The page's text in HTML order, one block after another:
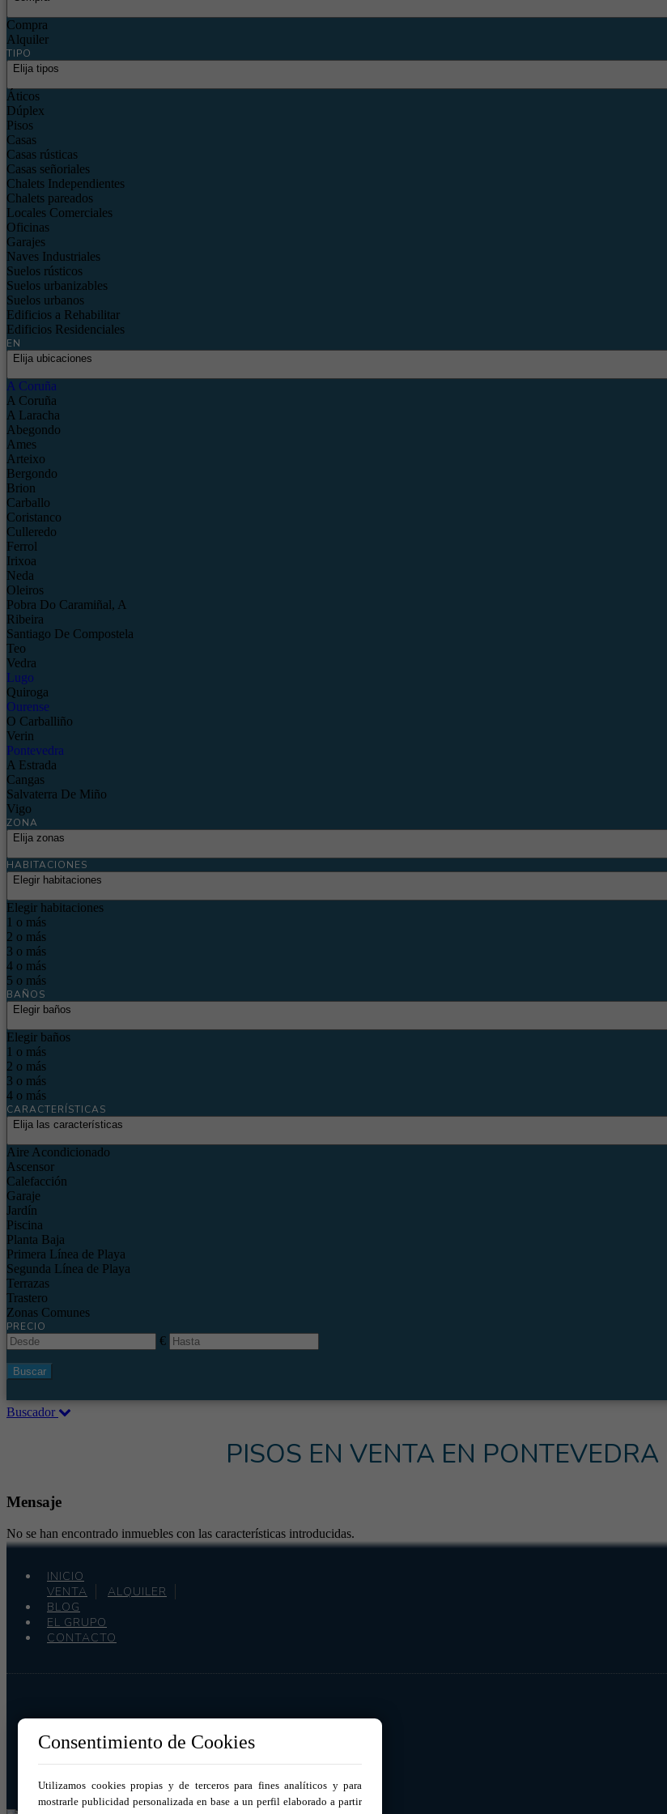
Compra
Alquiler
TIPO
Elija tipos
Áticos
Dúplex
Pisos
Casas
Casas rústicas
Casas señoriales
Chalets Independientes
Chalets pareados
Locales Comerciales
Oficinas
Garajes
Naves Industriales
Suelos rústicos
Suelos urbanizables
Suelos urbanos
Edificios a Rehabilitar
Edificios Residenciales
EN
Elija ubicaciones
A Coruña
A Coruña
A Laracha
Abegondo
Ames
Arteixo
Bergondo
Brion
Carballo
Coristanco
Culleredo
Ferrol
Irixoa
Neda
Oleiros
Pobra Do Caramiñal, A
Ribeira
Santiago De Compostela
Teo
Vedra
Lugo
Quiroga
Ourense
O Carballiño
Verin
Pontevedra
A Estrada
Cangas
Salvaterra De Miño
Vigo
ZONA
Elija zonas
HABITACIONES
Elegir habitaciones
Elegir habitaciones
1 o más
2 o más
3 o más
4 o más
5 o más
BAÑOS
Elegir baños
Elegir baños
1 o más
2 o más
3 o más
4 o más
CARACTERÍSTICAS
Elija las características
Aire Acondicionado
Ascensor
Calefacción
Garaje
Jardín
Piscina
Planta Baja
Primera Línea de Playa
Segunda Línea de Playa
Terrazas
Trastero
Zonas Comunes
PRECIO
€
Buscar
Buscador
PISOS EN VENTA EN PONTEVEDRA
Mensaje
No se han encontrado inmuebles con las características introducidas.
INICIO
VENTA
ALQUILER
BLOG
EL GRUPO
CONTACTO
Consentimiento de Cookies
Utilizamos cookies propias y de terceros para fines analíticos y para
mostrarle publicidad personalizada en base a un perfil elaborado a partir